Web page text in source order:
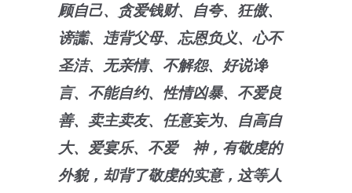
顾自己、贪爱钱财、自夸、狂傲、
谤讟、违背父母、忘恩负义、心不
圣洁、无亲情、不解怨、好说谗
言、不能自约、性情凶暴、不爱良
善、卖主卖友、任意妄为、自高自
大、爱宴乐、不爱 神，有敬虔的
外貌，却背了敬虔的实意，这等人